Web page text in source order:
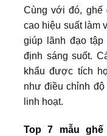
Cùng với đó, ghế
cao hiệu suất làm
giúp lãnh đạo
định sáng suốt.
khẩu được tích
như điều chỉnh
linh hoạt.
Top 7 mẫu